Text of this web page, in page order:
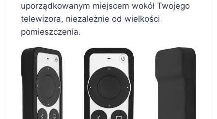
uporządkowanym miejscem wokół Twojego
telewizora, niezależnie od wielkości
pomieszczenia.